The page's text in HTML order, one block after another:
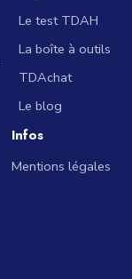
Le test TDAH
La boîte à outils
TDAchat
Le blog
Infos
Mentions légales